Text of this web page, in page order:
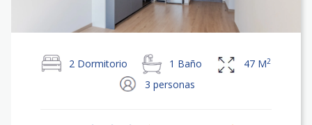
2 Dormitorio 1 Baño 47 M2
3 personas